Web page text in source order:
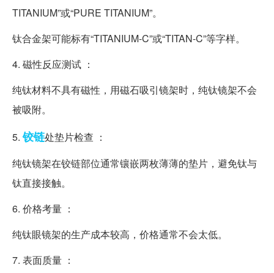
TITANIUM”或“PURE TITANIUM”。
钛合金架可能标有“TITANIUM-C”或“TITAN-C”等字样。
4. 磁性反应测试 ：
纯钛材料不具有磁性，用磁石吸引镜架时，纯钛镜架不会
被吸附。
5.铰链处垫片检查 ：
纯钛镜架在铰链部位通常镶嵌两枚薄薄的垫片，避免钛与
钛直接接触。
6. 价格考量 ：
纯钛眼镜架的生产成本较高，价格通常不会太低。
7. 表面质量 ：